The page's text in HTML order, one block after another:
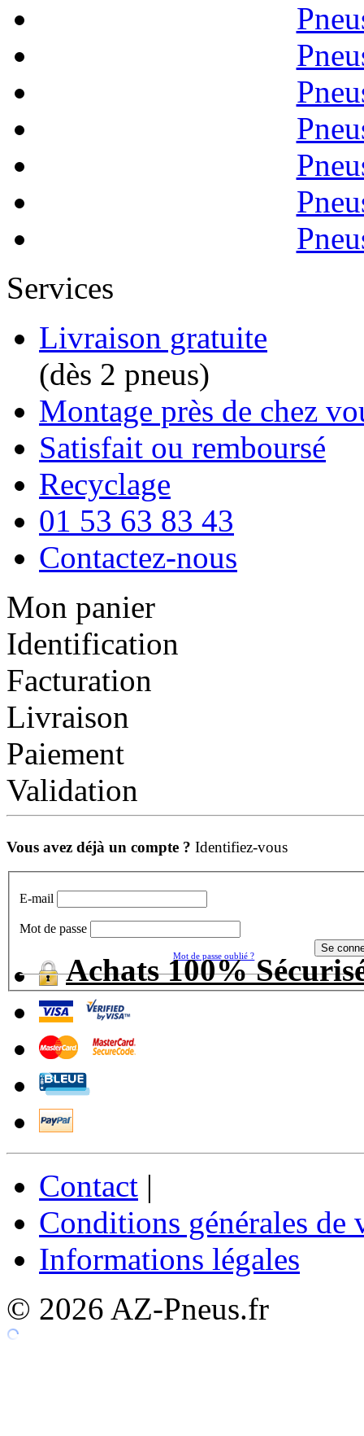
Services
Livraison gratuite
(dès 2 pneus)
Montage près de chez
Satisfait ou remboursé
Recyclage
01 53 63 83 43
Contactez-nous
Mon panier
Identification
Facturation
Livraison
Paiement
Validation
Vous avez déjà un compte ? Identifiez-vous
E-mail
Mot de passe
Mot de passe oublié ?
Achats 100%
Contact |
Conditions générales de
Informations légales
© 2026 AZ-Pneus.fr